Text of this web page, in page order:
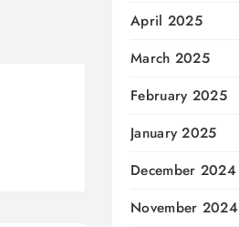
April 2025
March 2025
February 2025
January 2025
December 2024
November 2024